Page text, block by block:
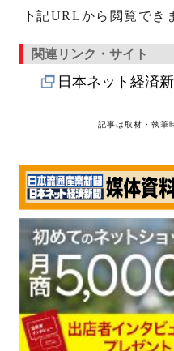
下記URLから閲覧でき
関連リンク・サイト
日本ネット経済
記事は取材・執筆